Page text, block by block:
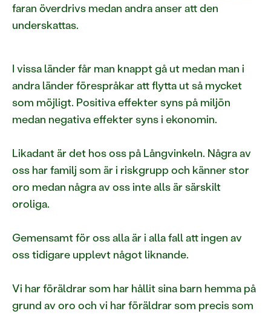
faran överdrivs medan andra anser att den
underskattas.
I vissa länder får man knappt gå ut medan man i
andra länder förespråkar att flytta ut så mycket
som möjligt. Positiva effekter syns på miljön
medan negativa effekter syns i ekonomin.
Likadant är det hos oss på Långvinkeln. Några av
oss har familj som är i riskgrupp och känner stor
oro medan några av oss inte alls är särskilt
oroliga.
Gemensamt för oss alla är i alla fall att ingen av
oss tidigare upplevt något liknande.
Vi har föräldrar som har hållit sina barn hemma på
grund av oro och vi har föräldrar som precis som